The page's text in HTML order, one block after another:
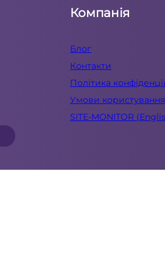
Компанія
Блог
Контакти
Політика
Умови користування
SITE-MONITOR